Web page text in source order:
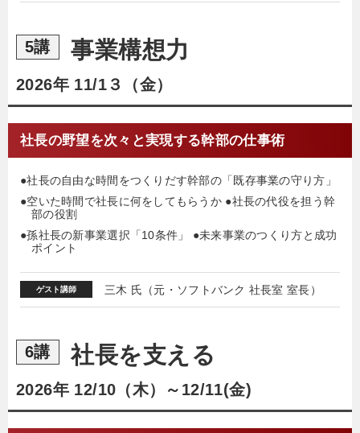
5講 事業構想力
2026年 11/1３（金）
社長の野望を次々と実現する幹部の仕事術
●社長の自由な時間をつくりだす幹部の「既存事業の守り方」
●空いた時間で社長に何をしてもらうか ●社長の代役を担う幹
部の役割
●孫社長の新事業選択「10条件」 ●未来事業のつくり方と成功
ポイント
ゲスト講師 三木 氏（元・ソフトバンク 社長室 室長）
6講 社長を支える
2026年 12/10（木）～12/11(金)